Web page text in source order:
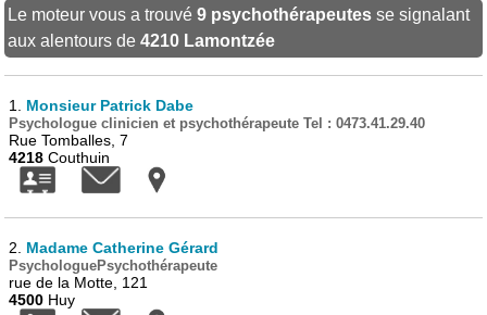
Le moteur vous a trouvé9 psychothérapeutes se signalant
aux alentours de4210 Lamontzée
1. Monsieur Patrick Dabe
Psychologue clinicien et psychothérapeute Tel : 0473.41.29.40
Rue Tomballes, 7
4218 Couthuin
2. Madame Catherine Gérard
PsychologuePsychothérapeute
rue de la Motte, 121
4500 Huy